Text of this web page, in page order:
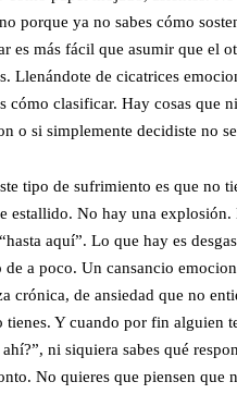
porque ya no sabes cómo
es más fácil que asumir que el
Llenándote de cicatrices
cómo clasificar. Hay cosas que
o si simplemente decidiste no
tipo de sufrimiento es que no
estallido. No hay una explosión.
aquí”. Lo que hay es
de a poco. Un cansancio
crónica, de ansiedad que no
tienes. Y cuando por fin alguien
ni siquiera sabes qué
No quieres que piensen que